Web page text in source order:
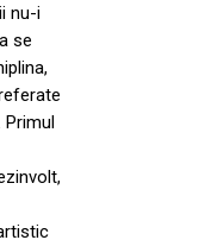
nu-i
se